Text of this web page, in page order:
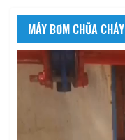
MÁY BƠM CHỮA CHÁY
Trình
chơi